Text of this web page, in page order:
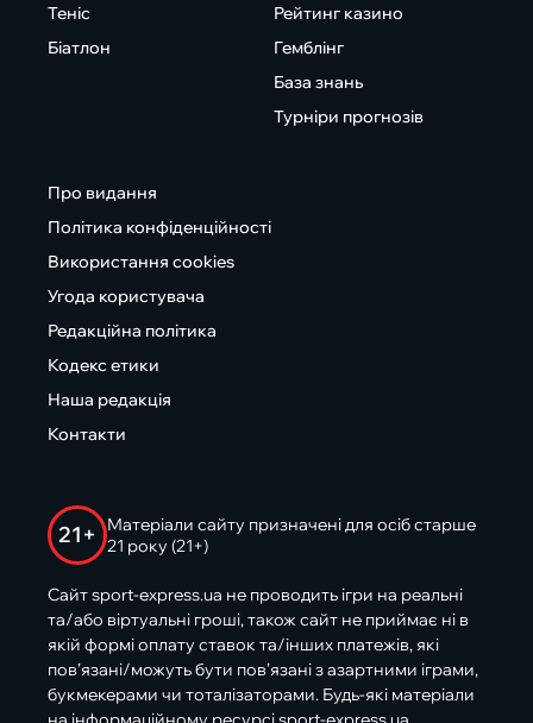
Теніс
Біатлон
Рейтинг казино
Гемблінг
База знань
Турніри прогнозів
Про видання
Політика конфіденційності
Використання cookies
Угода користувача
Редакційна політика
Кодекс етики
Наша редакція
Контакти
21+
Матеріали сайту призначені для осіб старше
21 року (21+)
Сайт sport-express.ua не проводить ігри на реальні
та/або віртуальні гроші, також сайт не приймає ні в
якій формі оплату ставок та/інших платежів, які
пов’язані/можуть бути пов’язані з азартними іграми,
букмекерами чи тоталізаторами. Будь-які матеріали